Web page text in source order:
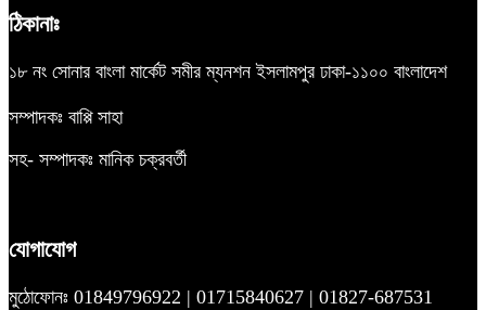
ঠিকানাঃ
১৮ নং সোনার বাংলা মার্কেট সমীর ম্যনশন ইসলামপুর ঢাকা-১১০০ বাংলাদেশ
সম্পাদকঃ বাপ্পি সাহা
সহ- সম্পাদকঃ মানিক চক্রবর্তী
যোগাযোগ
মুঠোফোনঃ 01849796922 | 01715840627 | 01827-687531